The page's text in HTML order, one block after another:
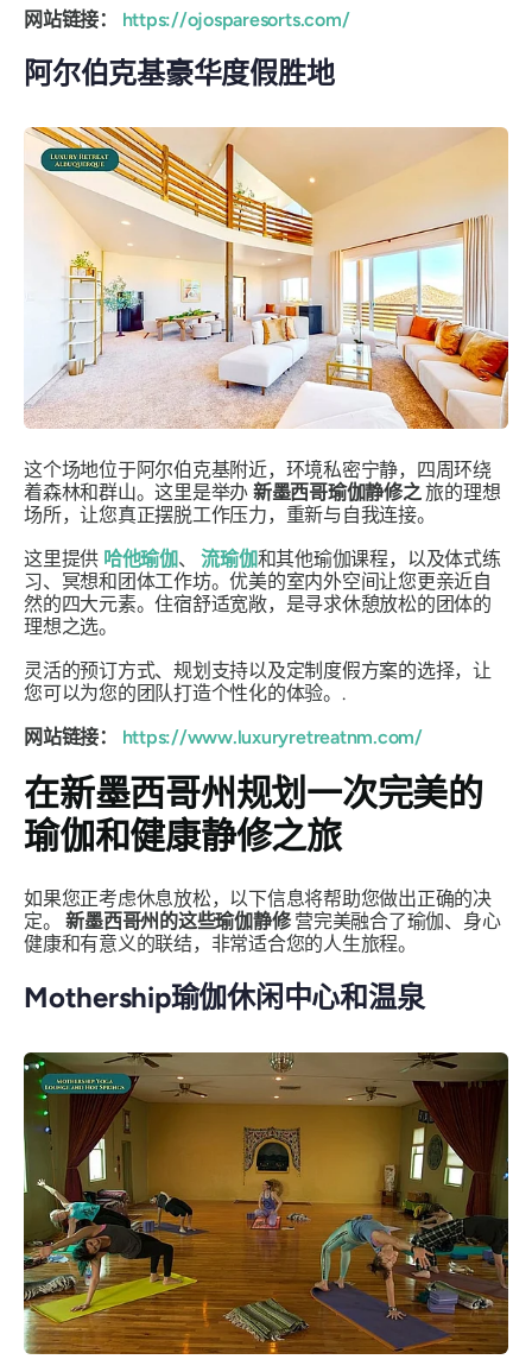
网站链接： https://ojosparesorts.com/
阿尔伯克基豪华度假胜地
这个场地位于阿尔伯克基附近，环境私密宁静，四周环绕
着森林和群山。这里是举办 新墨西哥瑜伽静修之旅的理想
场所，让您真正摆脱工作压力，重新与自我连接。
这里提供 哈他瑜伽、流瑜伽和其他瑜伽课程，以及体式练
习、冥想和团体工作坊。优美的室内外空间让您更亲近自
然的四大元素。住宿舒适宽敞，是寻求休憩放松的团体的
理想之选。
灵活的预订方式、规划支持以及定制度假方案的选择，让
您可以为您的团队打造个性化的体验。.
网站链接： https://www.luxuryretreatnm.com/
在新墨西哥州规划一次完美的
瑜伽和健康静修之旅
如果您正考虑休息放松，以下信息将帮助您做出正确的决
定。新墨西哥州的这些瑜伽静修营完美融合了瑜伽、身心
健康和有意义的联结，非常适合您的人生旅程。
Mothership瑜伽休闲中心和温泉